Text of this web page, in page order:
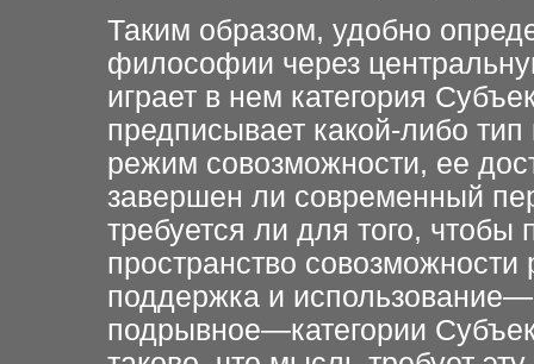
Таким образом, удобно
философии через
играет в нем категория
предписывает какой-либо
режим совозможности, ее
завершен ли современный
требуется ли для того,
пространство
поддержка и
подрывное—категории